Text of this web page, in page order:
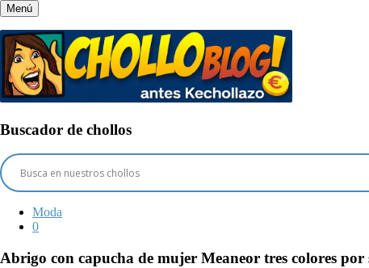
Menú
Buscador de chollos
Moda
0
Abrigo con capucha de mujer Meaneor tres colores por